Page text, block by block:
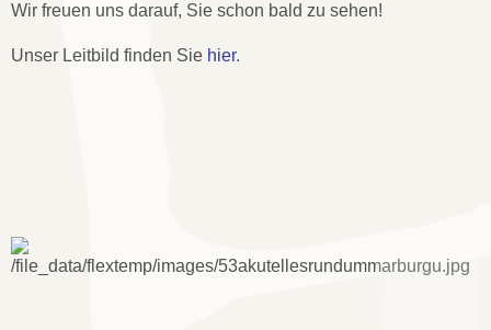
Wir freuen uns darauf, Sie schon bald zu sehen!
Unser Leitbild finden Sie hier.